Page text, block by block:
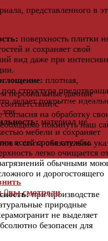
представленного в
поверхность плитки
и сохраняет свой
вид даже при
плотная,
структура
делает покрытие
материал не
мебели и сохраняет
всего срока службы.
легко очищается
обычными
и дорогостоящего
при производстве
природные
не выделяет
безопасен для
персональные данные
с
на обработку
покинуть наш
с сайта обязательно
0вы смотрели